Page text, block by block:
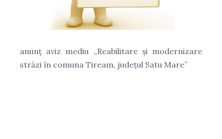
anunț aviz mediu „Reabilitare şi modernizare
străzi în comuna Tiream, judeţul Satu Mare”